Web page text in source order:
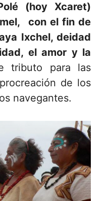
(hoy Xcaret)
con el fin de
Ixchel, deidad
el amor y la
tributo para las
de los
navegantes.